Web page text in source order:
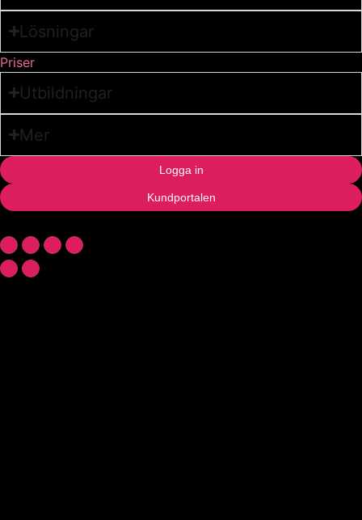
Lösningar
Priser
Utbildningar
Mer
Logga in
Kundportalen